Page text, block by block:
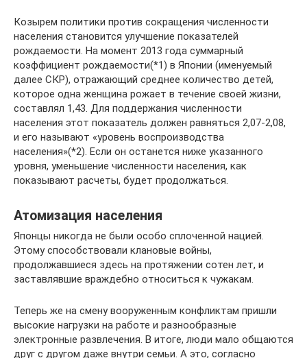
Козырем политики против сокращения численности
населения становится улучшение показателей
рождаемости. На момент 2013 года суммарный
коэффициент рождаемости(*1) в Японии (именуемый
далее СКР), отражающий среднее количество детей,
которое одна женщина рожает в течение своей жизни,
составлял 1,43. Для поддержания численности
населения этот показатель должен равняться 2,07-2,08,
и его называют «уровень воспроизводства
населения»(*2). Если он останется ниже указанного
уровня, уменьшение численности населения, как
показывают расчеты, будет продолжаться.
Атомизация населения
Японцы никогда не были особо сплоченной нацией.
Этому способствовали клановые войны,
продолжавшиеся здесь на протяжении сотен лет, и
заставлявшие враждебно относиться к чужакам.
Теперь же на смену вооруженным конфликтам пришли
высокие нагрузки на работе и разнообразные
электронные развлечения. В итоге, люди мало общаются
друг с другом даже внутри семьи. А это, согласно